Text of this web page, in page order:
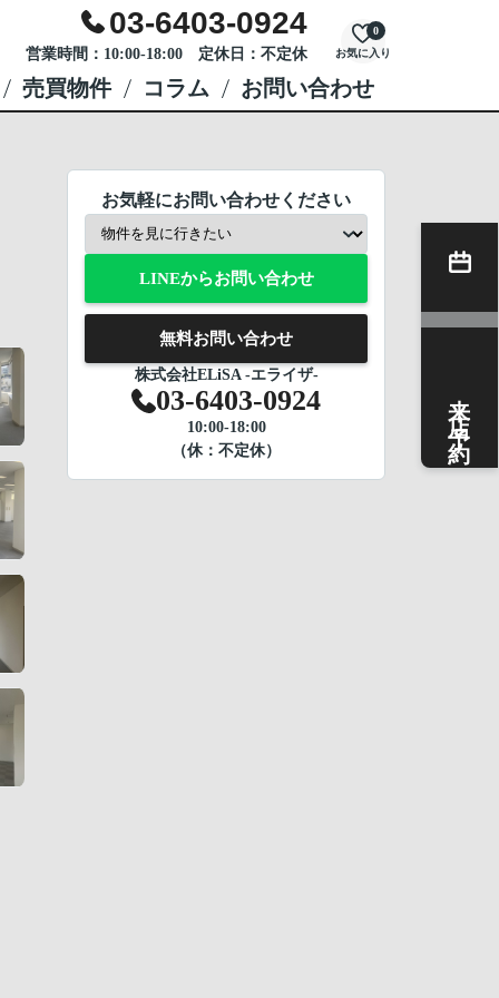
03-6403-0924
営業時間：10:00-18:00 定休日：不定休 お気に入り
0
売買物件 コラム お問い合わせ
お気軽にお問い合わせください
LINEからお問い合わせ
無料お問い合わせ
株式会社ELiSA -エライザ-
03-6403-0924
10:00-18:00
（休：不定休）
来店予約